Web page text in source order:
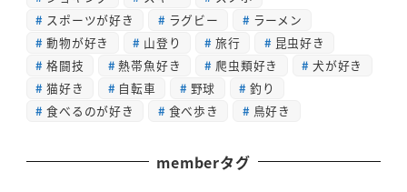
スポーツが好き
ラグビー
ラーメン
動物が好き
山登り 旅行
昆虫好き
格闘技
熱帯魚好き 爬虫類好き
犬が好き
猫好き
自転車 野球
釣り
食べるのが好き
食べ歩き 鳥好き
memberタグ